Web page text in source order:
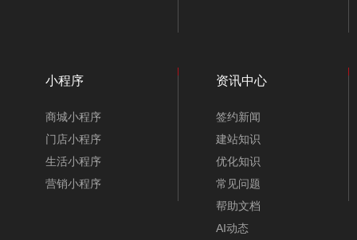
小程序
商城小程序
门店小程序
生活小程序
营销小程序
资讯中心
签约新闻
建站知识
优化知识
常见问题
帮助文档
AI动态